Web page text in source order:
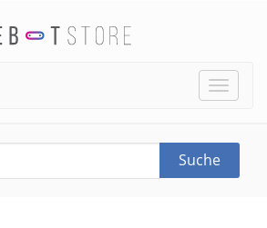
Toggle
Suche